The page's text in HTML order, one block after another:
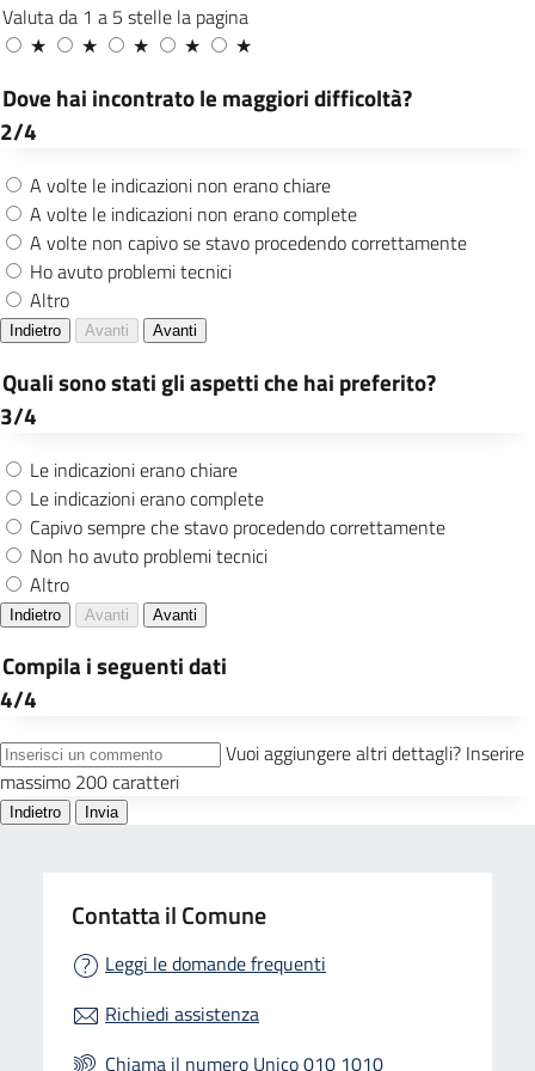
Contatta il Comune
Leggi le domande frequenti
Richiedi assistenza
Chiama il numero Unico 010 1010